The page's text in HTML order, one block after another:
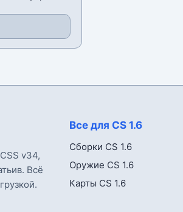
v34,
Всё
Все для CS 1.6
Сборки CS 1.6
Оружие CS 1.6
Карты CS 1.6